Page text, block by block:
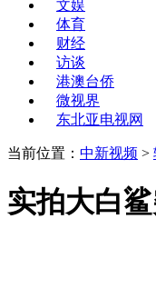
文娱
体育
财经
访谈
港澳台侨
微视界
东北亚电视网
当前位置： 中新视频 >
实拍大白